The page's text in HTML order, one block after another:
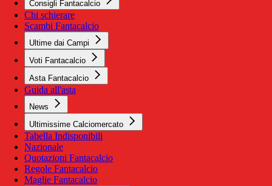
Consigli Fantacalcio
Chi schierare
Scambi Fantacalcio
Ultime dai Campi
Voti Fantacalcio
Asta Fantacalcio
Guida all'asta
News
Ultimissime Calciomercato
Tabella Indisponibili
Nazionale
Quotazioni Fantacalcio
Regole Fantacalcio
Maglie Fantacalcio